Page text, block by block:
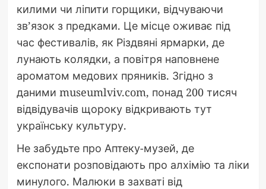
килими чи ліпити горщики, відчуваючи
зв’язок з предками. Це місце оживає під
час фестивалів, як Різдвяні ярмарки, де
лунають колядки, а повітря наповнене
ароматом медових пряників. Згідно з
даними museumlviv.com, понад 200 тисяч
відвідувачів щороку відкривають тут
українську культуру.
Не забудьте про Аптеку-музей, де
експонати розповідають про алхімію та ліки
минулого. Малюки в захваті від